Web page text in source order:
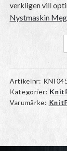
verkligen vill
Nystmaskin
Artikelnr:
Kategorier:
Varumärke: